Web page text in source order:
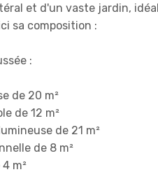
et d'un vaste jardin,
sa composition :
:
de 20 m²
de 12 m²
de 21 m²
de 8 m²
m²